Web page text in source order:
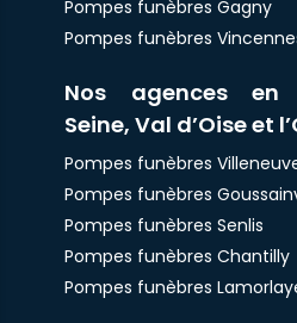
Pompes funèbres Gagny
Pompes funèbres
Nos agences en
Seine, Val d’Oise et
Pompes funèbres
Pompes funèbres
Pompes funèbres Senlis
Pompes funèbres Chantilly
Pompes funèbres